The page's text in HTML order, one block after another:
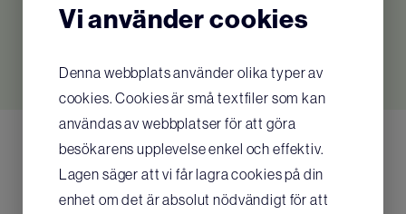
Vi använder cookies
Denna webbplats använder olika typer av
cookies. Cookies är små textfiler som kan
användas av webbplatser för att göra
besökarens upplevelse enkel och effektiv.
Lagen säger att vi får lagra cookies på din
enhet om det är absolut nödvändigt för att
Inga relaterade produkter hittades